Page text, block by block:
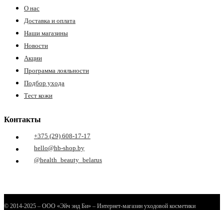
О нас
Доставка и оплата
Наши магазины
Новости
Акции
Программа лояльности
Подбор ухода
Тест кожи
Контакты
+375 (29) 608-17-17
hello@hb-shop.by
@health_beauty_belarus
© 2014-2025 – ООО «Эйч энд Би» – Интернет-магазин уходовой косметики